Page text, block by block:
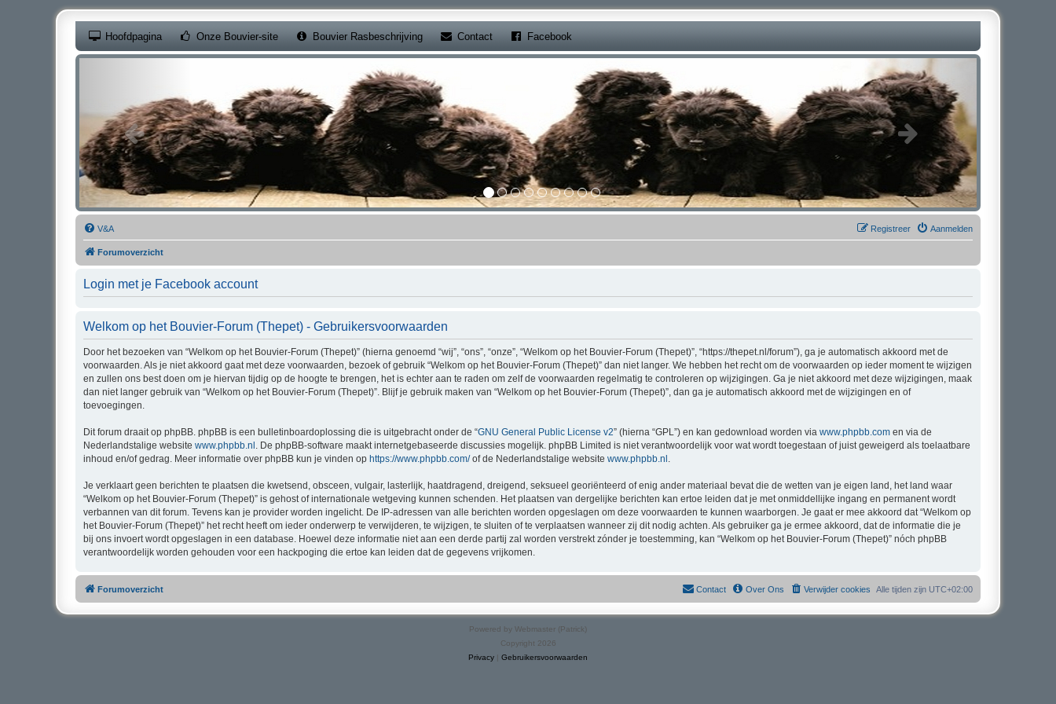
Hoofdpagina Onze Bouvier-site(Opens a new tab)
Bouvier Rasbeschrijving Contact(Opens a new tab)
Facebook
V&A Aanmelden
Registreer
Forumoverzicht
Login met je Facebook account
Welkom op het Bouvier-Forum (Thepet) - Gebruikersvoorwaarden
Door het bezoeken van “Welkom op het Bouvier-Forum (Thepet)” (hierna genoemd “wij”, “ons”, “onze”, “Welkom op het Bouvier-Forum (Thepet)”, “https://thepet.nl/forum”), ga je automatisch akkoord met de
voorwaarden. Als je niet akkoord gaat met deze voorwaarden, bezoek of gebruik “Welkom op het Bouvier-Forum (Thepet)” dan niet langer. We hebben het recht om de voorwaarden op ieder moment te wijzigen
en zullen ons best doen om je hiervan tijdig op de hoogte te brengen, het is echter aan te raden om zelf de voorwaarden regelmatig te controleren op wijzigingen. Ga je niet akkoord met deze wijzigingen, maak
dan niet langer gebruik van “Welkom op het Bouvier-Forum (Thepet)”. Blijf je gebruik maken van “Welkom op het Bouvier-Forum (Thepet)”, dan ga je automatisch akkoord met de wijzigingen en of
toevoegingen.
Dit forum draait op phpBB. phpBB is een bulletinboardoplossing die is uitgebracht onder de “GNU General Public License v2” (hierna “GPL”) en kan gedownload worden via www.phpbb.com en via de
Nederlandstalige website www.phpbb.nl . De phpBB-software maakt internetgebaseerde discussies mogelijk. phpBB Limited is niet verantwoordelijk voor wat wordt toegestaan of juist geweigerd als toelaatbare
inhoud en/of gedrag. Meer informatie over phpBB kun je vinden op https://www.phpbb.com/of de Nederlandstalige website www.phpbb.nl .
Je verklaart geen berichten te plaatsen die kwetsend, obsceen, vulgair, lasterlijk, haatdragend, dreigend, seksueel georiënteerd of enig ander materiaal bevat die de wetten van je eigen land, het land waar
“Welkom op het Bouvier-Forum (Thepet)” is gehost of internationale wetgeving kunnen schenden. Het plaatsen van dergelijke berichten kan ertoe leiden dat je met onmiddellijke ingang en permanent wordt
verbannen van dit forum. Tevens kan je provider worden ingelicht. De IP-adressen van alle berichten worden opgeslagen om deze voorwaarden te kunnen waarborgen. Je gaat er mee akkoord dat “Welkom op
het Bouvier-Forum (Thepet)” het recht heeft om ieder onderwerp te verwijderen, te wijzigen, te sluiten of te verplaatsen wanneer zij dit nodig achten. Als gebruiker ga je ermee akkoord, dat de informatie die je
bij ons invoert wordt opgeslagen in een database. Hoewel deze informatie niet aan een derde partij zal worden verstrekt zónder je toestemming, kan “Welkom op het Bouvier-Forum (Thepet)” nóch phpBB
verantwoordelijk worden gehouden voor een hackpoging die ertoe kan leiden dat de gegevens vrijkomen.
Forumoverzicht Alle tijden zijn UTC+02:00
Verwijder cookies
Over Ons
Contact
Powered by Webmaster (Patrick)
Copyright 2026
Privacy | Gebruikersvoorwaarden